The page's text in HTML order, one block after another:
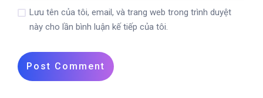
Lưu tên của tôi, email, và trang web trong trình duyệt
này cho lần bình luận kế tiếp của tôi.